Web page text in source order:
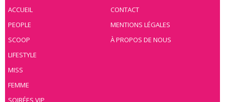
ACCUEIL
PEOPLE
SCOOP
LIFESTYLE
MISS
FEMME
SOIRÉES VIP
CONTACT
MENTIONS LÉGALES
À PROPOS DE NOUS